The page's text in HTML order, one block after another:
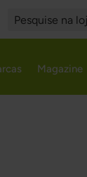
Magazine